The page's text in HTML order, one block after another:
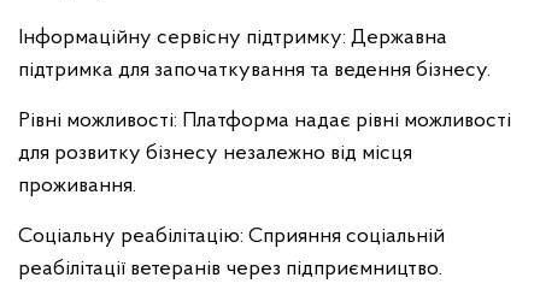
Інформаційну сервісну підтримку: Державна
підтримка для започаткування та ведення бізнесу.
Рівні можливості: Платформа надає рівні можливості
для розвитку бізнесу незалежно від місця
проживання.
Соціальну реабілітацію: Сприяння соціальній
реабілітації ветеранів через підприємництво.